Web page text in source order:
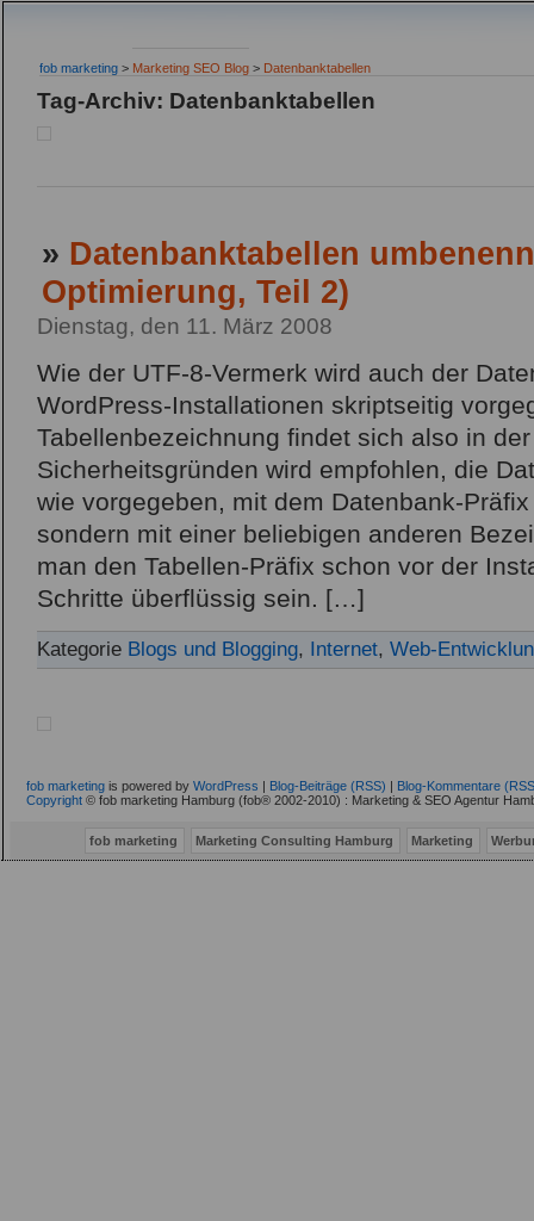
fob marketing > Marketing SEO Blog > Datenbanktabellen
Tag-Archiv: Datenbanktabellen
» Datenbanktabellen
Optimierung, Teil 2)
Dienstag, den 11. März 2008
Wie der UTF-8-Vermerk wird auch der
WordPress-Installationen skriptseitig
Tabellenbezeichnung findet sich also in
Sicherheitsgründen wird empfohlen, die
wie vorgegeben, mit dem Datenbank-
sondern mit einer beliebigen anderen
man den Tabellen-Präfix schon vor der
Schritte überflüssig sein. […]
Kategorie Blogs und Blogging, Internet, Web-
fob marketing is powered by WordPress Blog-Beiträge (RSS)
Blog-Kommentare
Copyright © fob marketing Hamburg (fob® 2002-2010) : Marketing & SEO Agentur
fob marketing Marketing Consulting Hamburg Marketing